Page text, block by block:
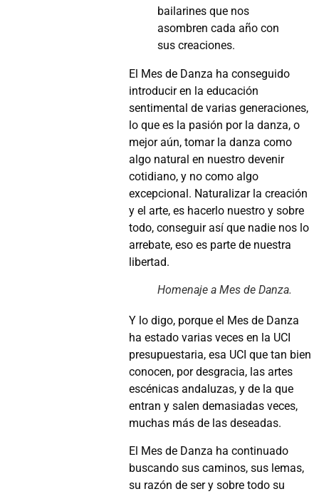
bailarines que nos
asombren cada año con
sus creaciones.
El Mes de Danza ha conseguido
introducir en la educación
sentimental de varias generaciones,
lo que es la pasión por la danza, o
mejor aún, tomar la danza como
algo natural en nuestro devenir
cotidiano, y no como algo
excepcional. Naturalizar la creación
y el arte, es hacerlo nuestro y sobre
todo, conseguir así que nadie nos lo
arrebate, eso es parte de nuestra
libertad.
Homenaje a Mes de Danza.
Y lo digo, porque el Mes de Danza
ha estado varias veces en la UCI
presupuestaria, esa UCI que tan bien
conocen, por desgracia, las artes
escénicas andaluzas, y de la que
entran y salen demasiadas veces,
muchas más de las deseadas.
El Mes de Danza ha continuado
buscando sus caminos, sus lemas,
su razón de ser y sobre todo su